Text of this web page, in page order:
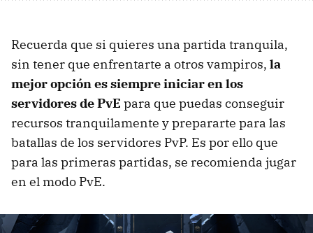
Recuerda que si quieres una partida tranquila,
sin tener que enfrentarte a otros vampiros, la
mejor opción es siempre iniciar en los
servidores de PvE para que puedas conseguir
recursos tranquilamente y prepararte para las
batallas de los servidores PvP. Es por ello que
para las primeras partidas, se recomienda jugar
en el modo PvE.